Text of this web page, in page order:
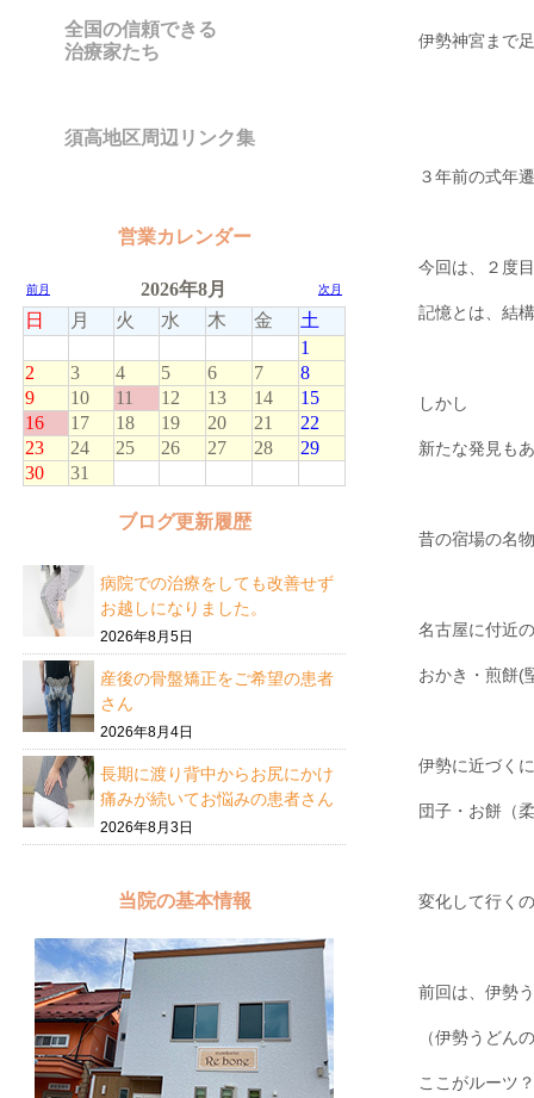
伊勢神宮まで
３年前の式年
今回は、２度
記憶とは、結
しかし
新たな発見も
昔の宿場の名
名古屋に付近
おかき・煎餅(
伊勢に近づく
団子・お餅（
変化して行く
前回は、伊勢
（伊勢うどん
ここがルーツ？
全国の信頼できる
治療家たち
須高地区周辺リンク集
営業カレンダー
ブログ更新履歴
病院での治療をしても改善せず
お越しになりました。
2026年8月5日
産後の骨盤矯正をご希望の患者
さん
2026年8月4日
長期に渡り背中からお尻にかけ
痛みが続いてお悩みの患者さん
2026年8月3日
当院の基本情報